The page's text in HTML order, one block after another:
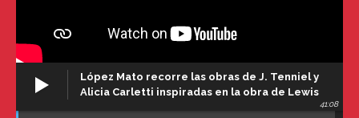
López Mato recorre las obras de J. Tenniel y
Alicia Carletti inspiradas en la obra de Lewis
41:08